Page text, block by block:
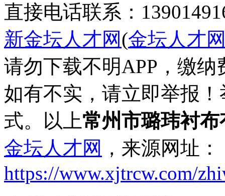
直接电话联系：
新金坛人才网(金坛人才
请勿下载不明APP，缴
如有不实，请立即举报
式。以上常州市璐玮衬
金坛人才网 ，来源网址：
https://www.xjtrcw.com/